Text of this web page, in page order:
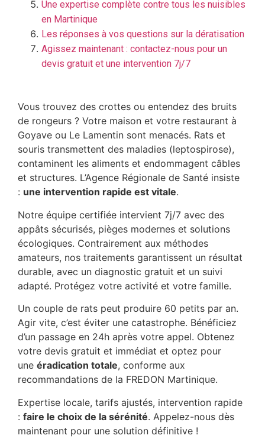
Une expertise complète contre tous les nuisibles
en Martinique
Les réponses à vos questions sur la dératisation
Agissez maintenant : contactez-nous pour un
devis gratuit et une intervention 7j/7
Vous trouvez des crottes ou entendez des bruits
de rongeurs ? Votre maison et votre restaurant à
Goyave ou Le Lamentin sont menacés. Rats et
souris transmettent des maladies (leptospirose),
contaminent les aliments et endommagent câbles
et structures. L’Agence Régionale de Santé insiste
: une intervention rapide est vitale.
Notre équipe certifiée intervient 7j/7 avec des
appâts sécurisés, pièges modernes et solutions
écologiques. Contrairement aux méthodes
amateurs, nos traitements garantissent un résultat
durable, avec un diagnostic gratuit et un suivi
adapté. Protégez votre activité et votre famille.
Un couple de rats peut produire 60 petits par an.
Agir vite, c’est éviter une catastrophe. Bénéficiez
d’un passage en 24h après votre appel. Obtenez
votre devis gratuit et immédiat et optez pour
une éradication totale, conforme aux
recommandations de la FREDON Martinique.
Expertise locale, tarifs ajustés, intervention rapide
: faire le choix de la sérénité. Appelez-nous dès
maintenant pour une solution définitive !